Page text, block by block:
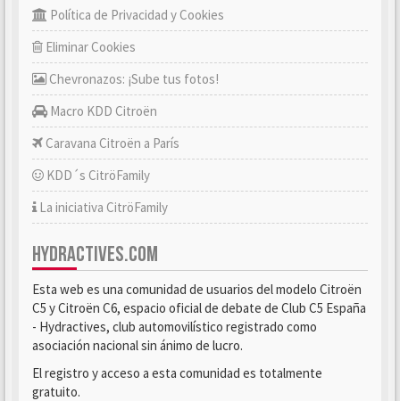
Política de Privacidad y Cookies
Eliminar Cookies
Chevronazos: ¡Sube tus fotos!
Macro KDD Citroën
Caravana Citroën a París
KDD´s CitröFamily
La iniciativa CitröFamily
HYDRACTIVES.COM
Esta web es una comunidad de usuarios del modelo Citroën
C5 y Citroën C6, espacio oficial de debate de Club C5 España
- Hydractives, club automovilístico registrado como
asociación nacional sin ánimo de lucro.
El registro y acceso a esta comunidad es totalmente
gratuito.